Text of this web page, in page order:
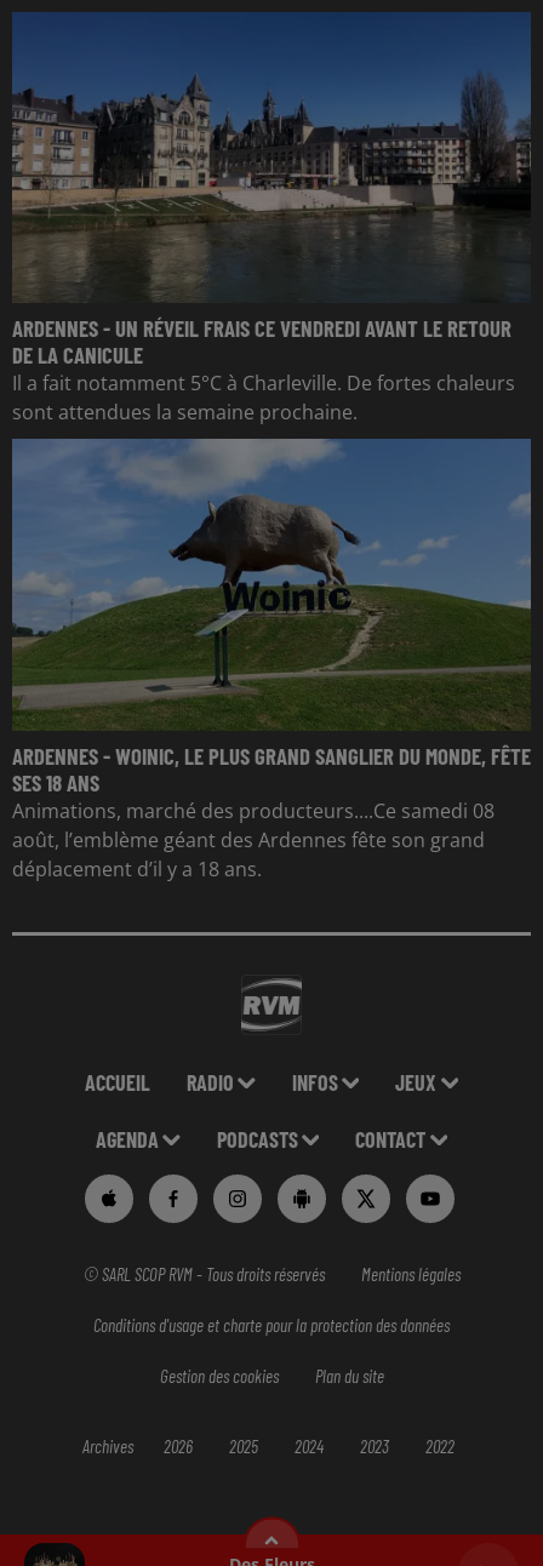
ARDENNES - UN RÉVEIL FRAIS CE VENDREDI AVANT LE RETOUR
DE LA CANICULE
Il a fait notamment 5°C à Charleville. De fortes chaleurs
sont attendues la semaine prochaine.
ARDENNES - WOINIC, LE PLUS GRAND SANGLIER DU MONDE, FÊTE
SES 18 ANS
Animations, marché des producteurs....Ce samedi 08
août, l’emblème géant des Ardennes fête son grand
déplacement d’il y a 18 ans.
ACCUEIL RADIO INFOS JEUX
AGENDA PODCASTS CONTACT
© SARL SCOP RVM - Tous droits réservés Mentions légales
Conditions d'usage et charte pour la protection des données
Gestion des cookies Plan du site
Archives 2026 2025 2024 2023 2022